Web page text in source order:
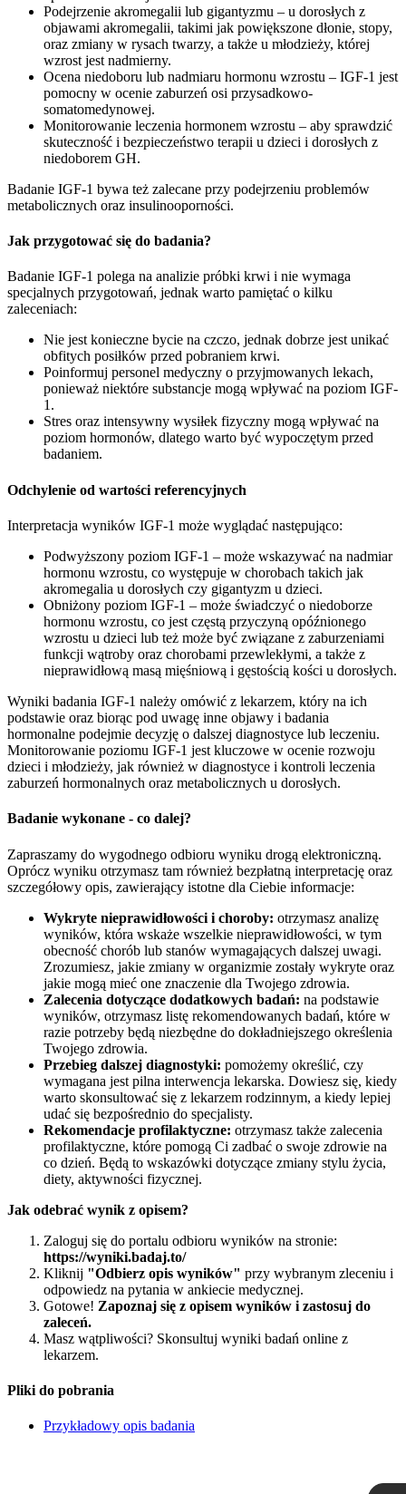
Podejrzenie akromegalii lub gigantyzmu – u dorosłych z
objawami akromegalii, takimi jak powiększone dłonie, stopy,
oraz zmiany w rysach twarzy, a także u młodzieży, której
wzrost jest nadmierny.
Ocena niedoboru lub nadmiaru hormonu wzrostu – IGF-1 jest
pomocny w ocenie zaburzeń osi przysadkowo-
somatomedynowej.
Monitorowanie leczenia hormonem wzrostu – aby sprawdzić
skuteczność i bezpieczeństwo terapii u dzieci i dorosłych z
niedoborem GH.
Badanie IGF-1 bywa też zalecane przy podejrzeniu problemów
metabolicznych oraz insulinooporności.
Jak przygotować się do badania?
Badanie IGF-1 polega na analizie próbki krwi i nie wymaga
specjalnych przygotowań, jednak warto pamiętać o kilku
zaleceniach:
Nie jest konieczne bycie na czczo, jednak dobrze jest unikać
obfitych posiłków przed pobraniem krwi.
Poinformuj personel medyczny o przyjmowanych lekach,
ponieważ niektóre substancje mogą wpływać na poziom IGF-
1.
Stres oraz intensywny wysiłek fizyczny mogą wpływać na
poziom hormonów, dlatego warto być wypoczętym przed
badaniem.
Odchylenie od wartości referencyjnych
Interpretacja wyników IGF-1 może wyglądać następująco:
Podwyższony poziom IGF-1 – może wskazywać na nadmiar
hormonu wzrostu, co występuje w chorobach takich jak
akromegalia u dorosłych czy gigantyzm u dzieci.
Obniżony poziom IGF-1 – może świadczyć o niedoborze
hormonu wzrostu, co jest częstą przyczyną opóźnionego
wzrostu u dzieci lub też może być związane z zaburzeniami
funkcji wątroby oraz chorobami przewlekłymi, a także z
nieprawidłową masą mięśniową i gęstością kości u dorosłych.
Wyniki badania IGF-1 należy omówić z lekarzem, który na ich
podstawie oraz biorąc pod uwagę inne objawy i badania
hormonalne podejmie decyzję o dalszej diagnostyce lub leczeniu.
Monitorowanie poziomu IGF-1 jest kluczowe w ocenie rozwoju
dzieci i młodzieży, jak również w diagnostyce i kontroli leczenia
zaburzeń hormonalnych oraz metabolicznych u dorosłych.
Badanie wykonane - co dalej?
Zapraszamy do wygodnego odbioru wyniku drogą elektroniczną.
Oprócz wyniku otrzymasz tam również bezpłatną interpretację oraz
szczegółowy opis, zawierający istotne dla Ciebie informacje:
Wykryte nieprawidłowości i choroby: otrzymasz analizę
wyników, która wskaże wszelkie nieprawidłowości, w tym
obecność chorób lub stanów wymagających dalszej uwagi.
Zrozumiesz, jakie zmiany w organizmie zostały wykryte oraz
jakie mogą mieć one znaczenie dla Twojego zdrowia.
Zalecenia dotyczące dodatkowych badań: na podstawie
wyników, otrzymasz listę rekomendowanych badań, które w
razie potrzeby będą niezbędne do dokładniejszego określenia
Twojego zdrowia.
Przebieg dalszej diagnostyki: pomożemy określić, czy
wymagana jest pilna interwencja lekarska. Dowiesz się, kiedy
warto skonsultować się z lekarzem rodzinnym, a kiedy lepiej
udać się bezpośrednio do specjalisty.
Rekomendacje profilaktyczne: otrzymasz także zalecenia
profilaktyczne, które pomogą Ci zadbać o swoje zdrowie na
co dzień. Będą to wskazówki dotyczące zmiany stylu życia,
diety, aktywności fizycznej.
Jak odebrać wynik z opisem?
Zaloguj się do portalu odbioru wyników na stronie:
https://wyniki.badaj.to/
Kliknij "Odbierz opis wyników" przy wybranym zleceniu i
odpowiedz na pytania w ankiecie medycznej.
Gotowe! Zapoznaj się z opisem wyników i zastosuj do
zaleceń.
Masz wątpliwości? Skonsultuj wyniki badań online z
lekarzem.
Pliki do pobrania
Przykładowy opis badania